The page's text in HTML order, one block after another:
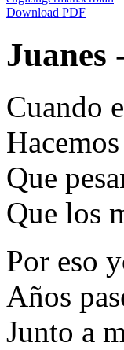
Download PDF
Juanes
Cuando
Que
Que los
Por eso
Años
Junto a